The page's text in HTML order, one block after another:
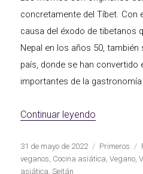
Las Hamburguesas
concretamente del Tíbet. Con
causa del éxodo de tibetanos
Nepal en los años 50,
país, donde se han
importantes de la
Continuar leyendo
Publicado
el
31 de mayo de 2022 Categorías
Primeros
veganos Cocina asiática ,Vegano ,
asiática ,Seitán